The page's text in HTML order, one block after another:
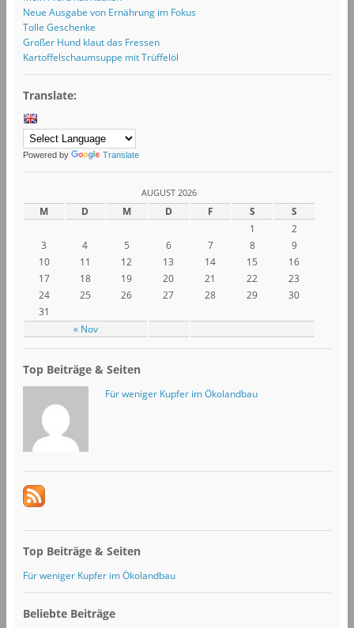
Neue Ausgabe von Ernährung im Fokus
Tolle Geschenke
Großer Hund klaut das Fressen
Kartoffelschaumsuppe mit Trüffelöl
Translate:
Powered by Translate
AUGUST 2026
M D M D F S S
« Nov
1
2
3
4 5 6 7 8
9
10
11 12 13 14 15
16
17
18 19 20 21 22
23
24
25 26 27 28 29
30
31
Top Beiträge & Seiten
Für weniger Kupfer im Ökolandbau
Top Beiträge & Seiten
Für weniger Kupfer im Ökolandbau
Beliebte Beiträge